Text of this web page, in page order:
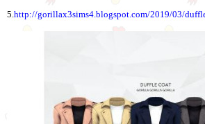
5.http://gorillax3sims4.blogspot.com/2019/03/